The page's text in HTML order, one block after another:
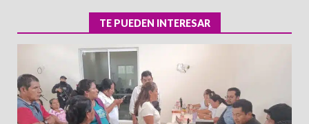
TE PUEDEN INTERESAR